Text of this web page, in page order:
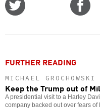
FURTHER READING
MICHAEL GROCHOWSKI
Keep the Trump out of
A presidential visit to a Harley
company backed out over fears of